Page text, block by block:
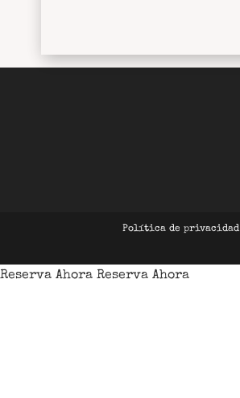
Política de privacidad
Reserva Ahora Reserva Ahora